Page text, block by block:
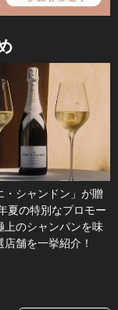
・シャンドン」が贈
夏の特別なプロモー
上のシャンパンを味
舗を一挙紹介！